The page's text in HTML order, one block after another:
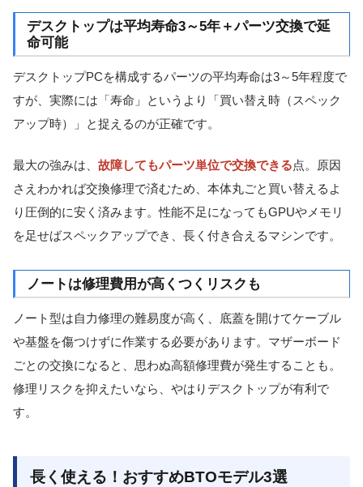
デスクトップは平均寿命3～5年＋パーツ交換で延
命可能
デスクトップPCを構成するパーツの平均寿命は3～5年程度で
すが、実際には「寿命」というより「買い替え時（スペック
アップ時）」と捉えるのが正確です。
最大の強みは、 故障してもパーツ単位で交換できる点。原因
さえわかれば交換修理で済むため、本体丸ごと買い替えるよ
り圧倒的に安く済みます。性能不足になってもGPUやメモリ
を足せばスペックアップでき、長く付き合えるマシンです。
ノートは修理費用が高くつくリスクも
ノート型は自力修理の難易度が高く、底蓋を開けてケーブル
や基盤を傷つけずに作業する必要があります。マザーボード
ごとの交換になると、思わぬ高額修理費が発生することも。
修理リスクを抑えたいなら、やはりデスクトップが有利で
す。
長く使える！おすすめBTOモデル3選